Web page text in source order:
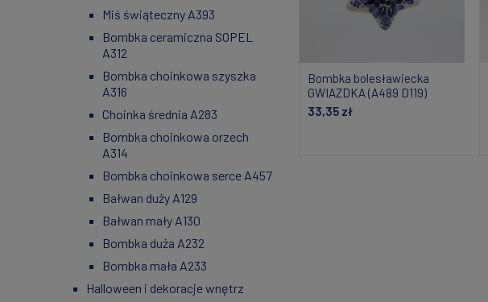
Miś świąteczny A393
Bombka ceramiczna SOPEL
A312
Bombka choinkowa szyszka
A316
Choinka średnia A283
Bombka choinkowa orzech
A314
Bombka choinkowa serce A457
Bałwan duży A129
Bałwan mały A130
Bombka duża A232
Bombka mała A233
Halloween i dekoracje wnętrz
Bombka bolesławiecka
GWIAZDKA (A489 D119)
33,35 zł